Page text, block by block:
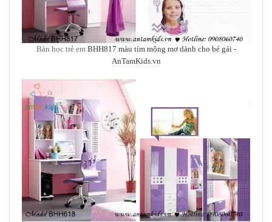
Bàn học trẻ em BHH817 màu tím mộng mơ dành cho bé gái -
AnTamKids.vn